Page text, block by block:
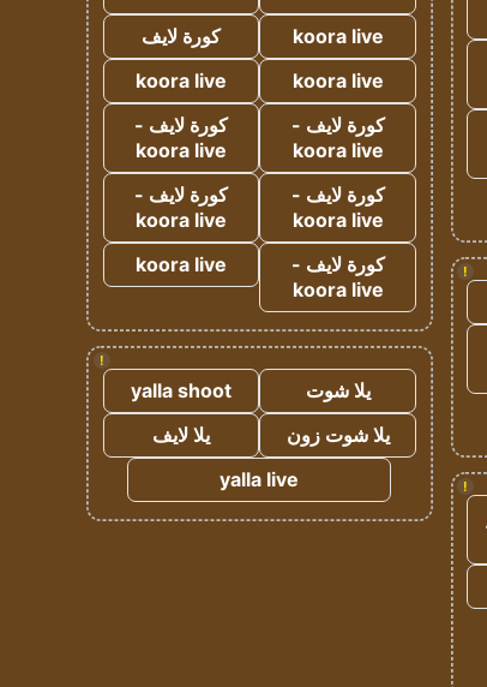
!
!
koora live
كورة لايف
koora live
koora live
كورة لايف -
koora live
كورة لايف -
koora live
كورة لايف -
koora live
كورة لايف -
koora live
كورة لايف -
koora live
koora live
!
يلا شوت
yalla shoot
يلا شوت زون
يلا لايف
yalla live